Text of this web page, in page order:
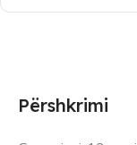
Përshkrimi